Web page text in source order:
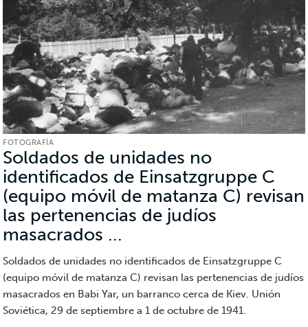
FOTOGRAFÍA
Soldados de unidades no
identificados de Einsatzgruppe C
(equipo móvil de matanza C) revisan
las pertenencias de judíos
masacrados ...
Soldados de unidades no identificados de Einsatzgruppe C
(equipo móvil de matanza C) revisan las pertenencias de judíos
masacrados en Babi Yar, un barranco cerca de Kiev. Unión
Soviética, 29 de septiembre a 1 de octubre de 1941.